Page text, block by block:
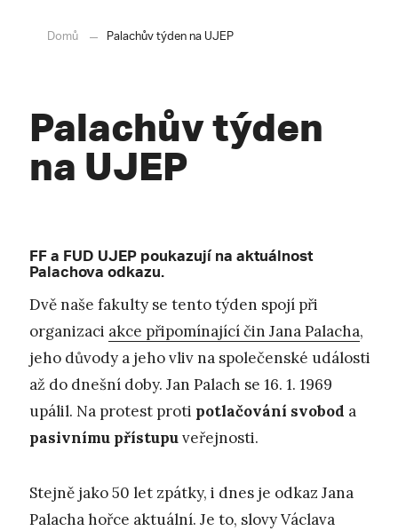
Domů Palachův týden na UJEP
Palachův týden
na UJEP
FF a FUD UJEP poukazují na aktuálnost
Palachova odkazu.
Dvě naše fakulty se tento týden spojí při
organizaci akce připomínající čin Jana Palacha,
jeho důvody a jeho vliv na společenské události
až do dnešní doby. Jan Palach se 16. 1. 1969
upálil. Na protest proti potlačování svobod a
pasivnímu přístupuveřejnosti.
Stejně jako 50 let zpátky, i dnes je odkaz Jana
Palacha hořce aktuální. Je to, slovy Václava